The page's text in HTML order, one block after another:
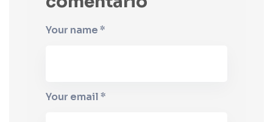
Your name *
Your email *